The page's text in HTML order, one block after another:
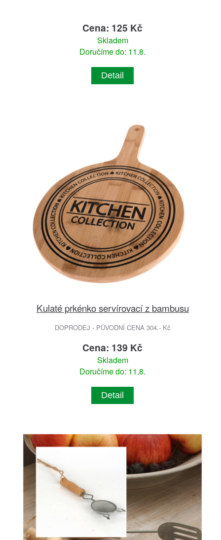
Cena: 125 Kč
Skladem
Doručíme do: 11.8.
Detail
Kulaté prkénko servírovací z bambusu
DOPRODEJ - PŮVODNÍ CENA 304.- Kč
Cena: 139 Kč
Skladem
Doručíme do: 11.8.
Detail